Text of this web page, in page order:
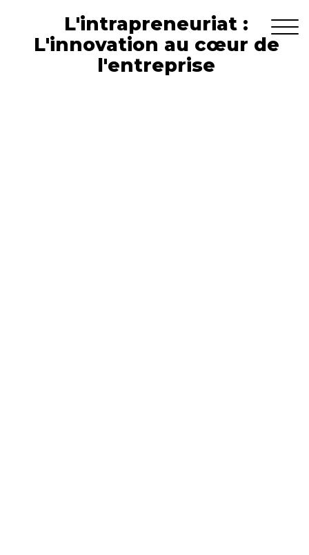
L'intrapreneuriat :
L'innovation au cœur de
l'entreprise